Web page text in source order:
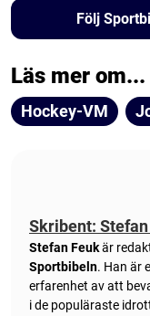
Följ
Läs mer om...
Hockey-VM
Skribent:
Stefan Feukär
Sportbibeln. Han är
erfarenhet av att
i de populäraste